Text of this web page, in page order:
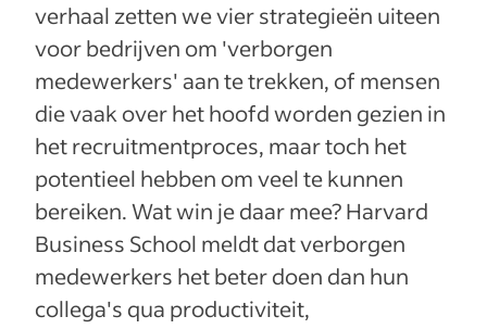
verhaal zetten we vier strategieën uiteen
voor bedrijven om 'verborgen
medewerkers' aan te trekken, of mensen
die vaak over het hoofd worden gezien in
het recruitmentproces, maar toch het
potentieel hebben om veel te kunnen
bereiken. Wat win je daar mee? Harvard
Business School meldt dat verborgen
medewerkers het beter doen dan hun
collega's qua productiviteit,